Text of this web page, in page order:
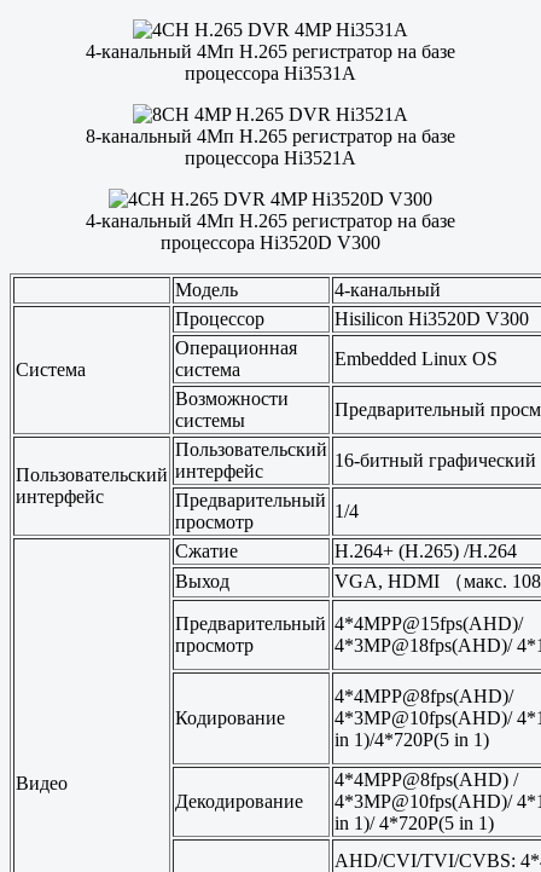
4-канальный 4Мп H.265 регистратор на базе
процессора Hi3531A
8-канальный 4Мп H.265 регистратор на базе
процессора Hi3521A
4-канальный 4Мп H.265 регистратор на базе
процессора Hi3520D V300
Модель 4-канальный
Система
Процессор
Hisilicon Hi3520D V300
Операционная
система
Embedded Linux OS
Возможности
системы
Предварительный
Пользовательский
интерфейс
Пользовательский
интерфейс
16-битный графический
Предварительный
просмотр
1/4
Видео
Сжатие
H.264+ (H.265) /H.264
Выход
VGA, HDMI （макс.
Предварительный
просмотр
4*4MPP@15fps(AHD)/
4*3MP@18fps(AHD)/
Кодирование
4*4MPP@8fps(AHD)/
4*3MP@10fps(AHD)/
in 1)/4*720P(5 in 1)
Декодирование
4*4MPP@8fps(AHD) /
4*3MP@10fps(AHD)/
in 1)/ 4*720P(5 in 1)
AHD/CVI/TVI/CVBS: